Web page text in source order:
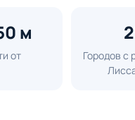
м
от
Городов с